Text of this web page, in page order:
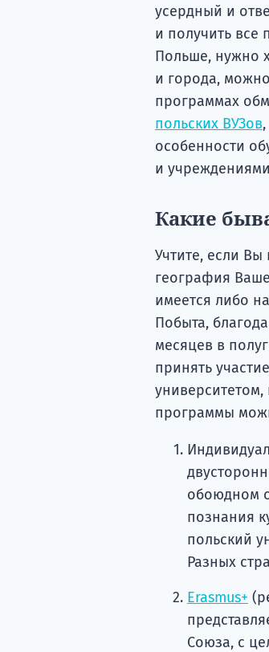
усердный и
и получить все
Польше, нужно
и города, можно
программах
польских ВУЗов
особенности
и
Какие
Учтите, если
география
имеется либо
Побыта,
месяцев в
принять
программы
обоюдном
познания
польский
Разных
Erasmus+
Союза, с